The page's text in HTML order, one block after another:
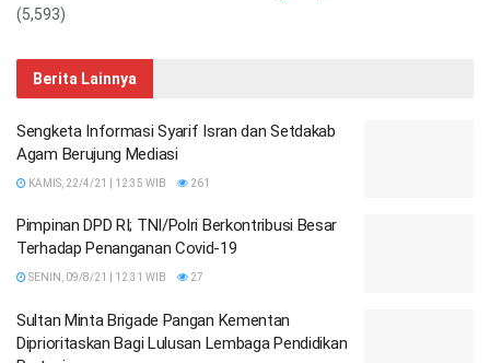
(5,593)
Berita Lainnya
Sengketa Informasi Syarif Isran dan Setdakab
Agam Berujung Mediasi
KAMIS, 22/4/21 | 12:35 WIB 261
Pimpinan DPD RI; TNI/Polri Berkontribusi Besar
Terhadap Penanganan Covid-19
SENIN, 09/8/21 | 12:31 WIB 27
Sultan Minta Brigade Pangan Kementan
Diprioritaskan Bagi Lulusan Lembaga Pendidikan